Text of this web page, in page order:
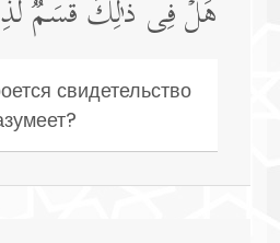
هَلۡ فِی ذَ ٰ⁠لِكَ قَسَمࣱ
свидетельство